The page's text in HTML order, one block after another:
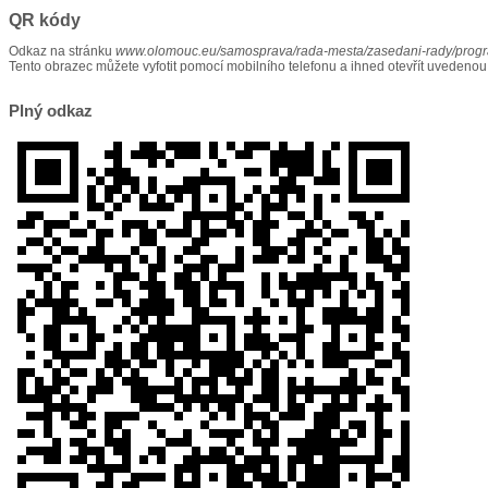
QR kódy
Odkaz na stránku www.olomouc.eu/samosprava/rada-mesta/zasedani-rady/
Tento obrazec můžete vyfotit pomocí mobilního telefonu a ihned otevřít
Plný odkaz